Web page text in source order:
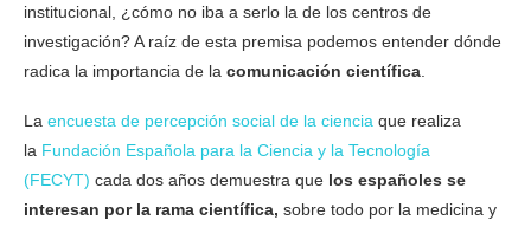
institucional, ¿cómo no iba a serlo la de los centros de
investigación? A raíz de esta premisa podemos entender dónde
radica la importancia de la comunicación científica
La encuesta de percepción social de la ciencia que realiza
la Fundación Española para la Ciencia y la Tecnología
(FECYT) cada dos años demuestra que los españoles se
interesan por la rama científica, sobre todo por la medicina y